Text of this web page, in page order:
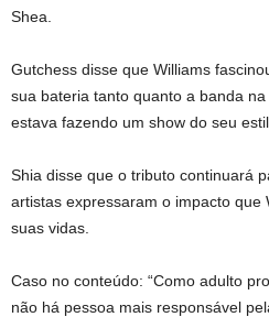
Shea.
Gutchess disse que Williams
sua bateria tanto quanto a banda
estava fazendo um show do seu
Shia disse que o tributo continuará
artistas expressaram o impacto que
suas vidas.
Caso no conteúdo: “Como adulto
não há pessoa mais responsável